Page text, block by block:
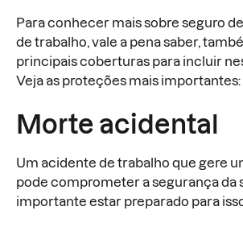
Para conhecer mais sobre seguro
de trabalho, vale a pena saber,
principais coberturas para incluir
Veja as proteções mais importantes:
Morte acidental
Um acidente de trabalho que gere
pode comprometer a segurança da
importante estar preparado para